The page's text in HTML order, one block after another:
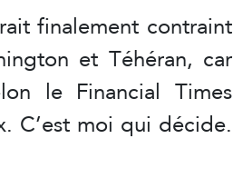
finalement contraint
et Téhéran, car
le Financial Times
C’est moi qui décide.